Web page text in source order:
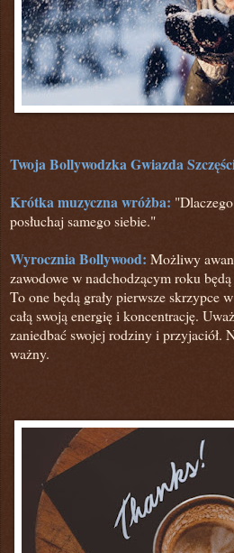
Twoja Bollywodzka Gwiazda
Krótka muzyczna wróżba:
posłuchaj samego siebie."
Wyrocznia Bollywood: Możliwy
zawodowe w nadchodzącym roku
To one będą grały pierwsze skrzypce
całą swoją energię i koncentrację.
zaniedbać swojej rodziny i przyjaciół.
ważny.